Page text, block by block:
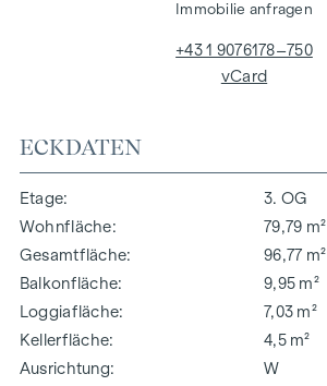
ECKDATEN
Etage
3. OG
Wohnfläche
79,79 m²
Gesamtfläche
96,77 m²
Balkonfläche
9,95 m²
Loggiafläche
7,03 m²
Kellerfläche
4,5 m²
Ausrichtung
W
Immobilie anfragen
+43 1 9076178–750
vCard